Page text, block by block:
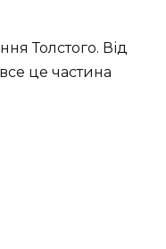
Толстого. Від
це частина